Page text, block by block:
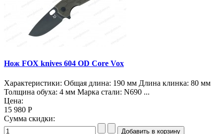
Нож FOX knives 604 OD Core Vox
Характеристики: Общая длина: 190 мм Длина клинка: 80 мм
Толщина обуха: 4 мм Марка стали: N690 ...
Цена:
15 980 Р
Сумма скидки: